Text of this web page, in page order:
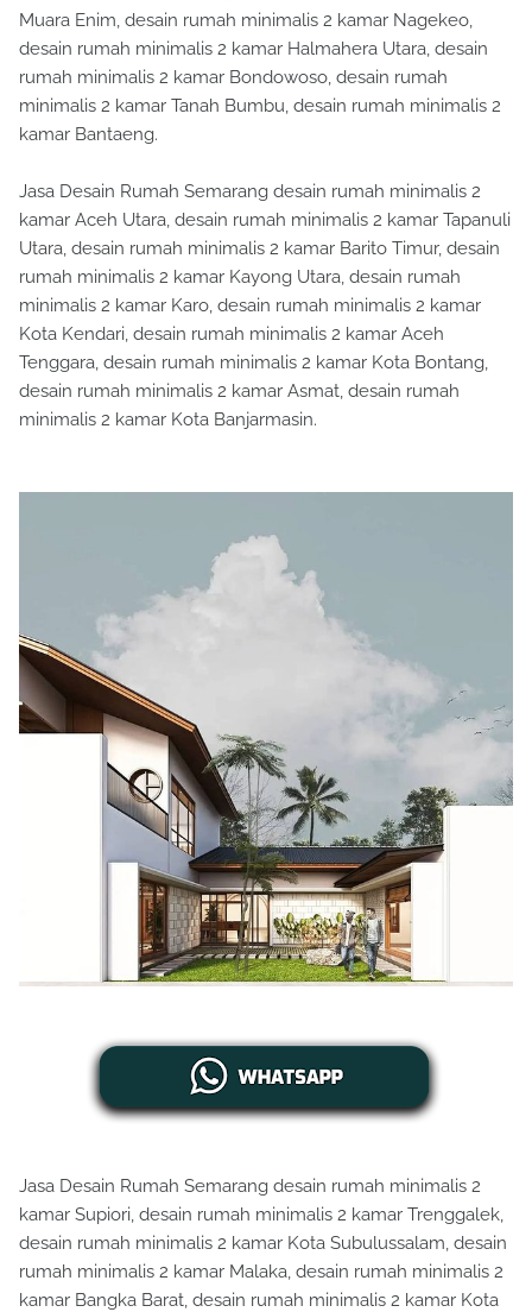
Muara Enim, desain rumah minimalis 2 kamar Nagekeo,
desain rumah minimalis 2 kamar Halmahera Utara, desain
rumah minimalis 2 kamar Bondowoso, desain rumah
minimalis 2 kamar Tanah Bumbu, desain rumah minimalis 2
kamar Bantaeng.
Jasa Desain Rumah Semarang desain rumah minimalis 2
kamar Aceh Utara, desain rumah minimalis 2 kamar Tapanuli
Utara, desain rumah minimalis 2 kamar Barito Timur, desain
rumah minimalis 2 kamar Kayong Utara, desain rumah
minimalis 2 kamar Karo, desain rumah minimalis 2 kamar
Kota Kendari, desain rumah minimalis 2 kamar Aceh
Tenggara, desain rumah minimalis 2 kamar Kota Bontang,
desain rumah minimalis 2 kamar Asmat, desain rumah
minimalis 2 kamar Kota Banjarmasin.
Jasa Desain Rumah Semarang desain rumah minimalis 2
kamar Supiori, desain rumah minimalis 2 kamar Trenggalek,
desain rumah minimalis 2 kamar Kota Subulussalam, desain
rumah minimalis 2 kamar Malaka, desain rumah minimalis 2
kamar Bangka Barat, desain rumah minimalis 2 kamar Kota